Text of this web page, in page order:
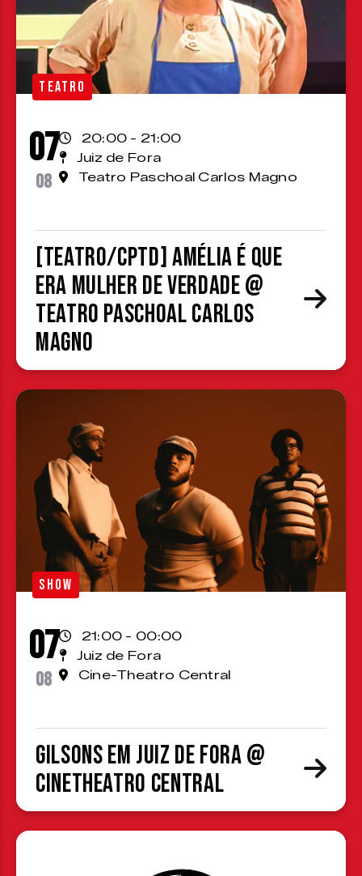
TEATRO
07
08
20:00 - 21:00
Juiz de Fora
Teatro Paschoal Carlos Magno
[TEATRO/CPTD] Amélia é que
era mulher de verdade @
Teatro Paschoal Carlos
Magno
SHOW
07
08
21:00 - 00:00
Juiz de Fora
Cine-Theatro Central
Gilsons em Juiz de Fora @
CineTheatro Central